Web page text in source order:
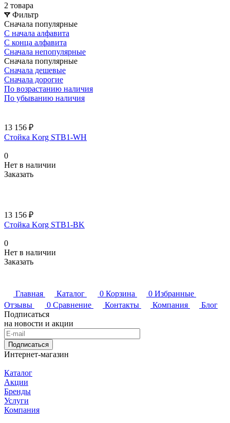
2 товара
Фильтр
Сначала популярные
С начала алфавита
С конца алфавита
Сначала непопулярные
Сначала популярные
Сначала дешевые
Сначала дорогие
По возрастанию наличия
По убыванию наличия
13 156 ₽
Стойка Korg STB1-WH
0
Нет в наличии
Заказать
13 156 ₽
Стойка Korg STB1-BK
0
Нет в наличии
Заказать
Главная Каталог 0 Корзина 0 Избранные
Отзывы
0 Сравнение Контакты Компания
Блог
Подписаться
на новости и акции
Подписаться
Интернет-магазин
Каталог
Акции
Бренды
Услуги
Компания